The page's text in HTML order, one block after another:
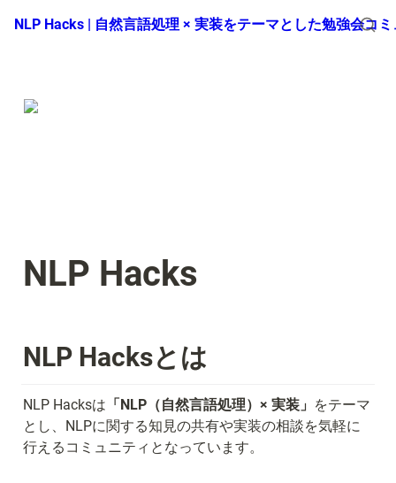
NLP Hacks | 自然言語処理 × 実装をテーマとした勉強会コ
NLP Hacks
NLP Hacksとは
NLP Hacksは 「NLP（自然言語処理）× 実装」 をテーマ
とし、NLPに関する知見の共有や実装の相談を気軽に
行えるコミュニティとなっています。